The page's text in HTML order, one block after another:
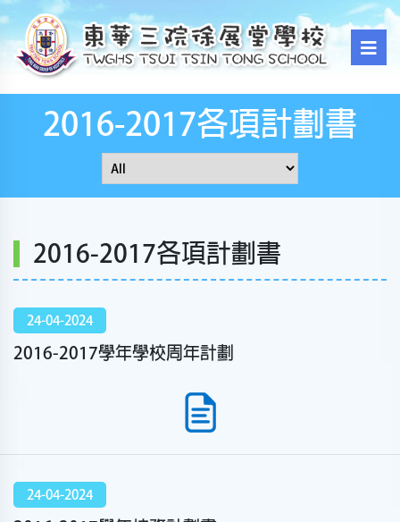
2016-2017各項計劃書
2016-2017各項計劃書
24-04-2024
2016-2017學年學校周年計劃
24-04-2024